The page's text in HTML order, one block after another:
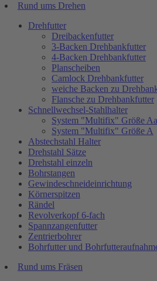
Rund ums Drehen
Drehfutter
Dreibackenfutter
3-Backen Drehbankfutter
4-Backen Drehbankfutter
Planscheiben
Camlock Drehbankfutter
weiche Backen zu
Flansche zu Drehbankfutter
Schnellwechsel-Stahlhalter
System "Multifix" Größe
System "Multifix" Größe A
Abstechstahl Halter
Drehstahl Sätze
Drehstahl einzeln
Bohrstangen
Gewindeschneideinrichtung
Körnerspitzen
Rändel
Revolverkopf 6-fach
Spannzangenfutter
Zentrierbohrer
Bohrfutter und
Rund ums Fräsen